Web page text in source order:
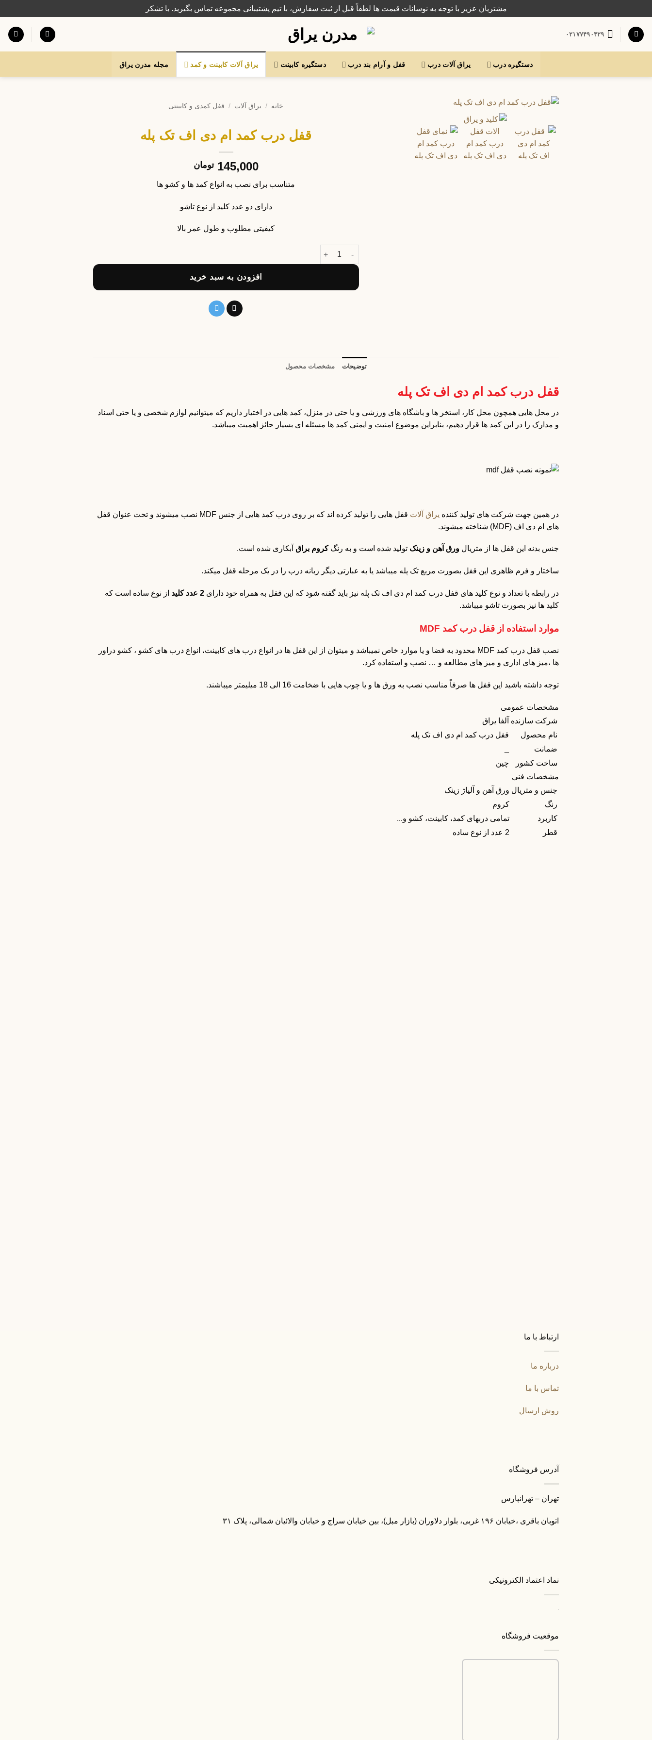
to
content
مشتریان عزیز با توجه به نوسانات قیمت ها لطفاً قبل از ثبت سفارش، با تیم پشتیبانی مجموعه تماس بگیرید. با تشکر
۰۲۱۷۷۴۹۰۴۲۹
دستگیره درب یراق آلات درب قفل و آرام بند درب دستگیره کابینت یراق آلات کابینت و کمد مجله مدرن یراق
خانه / یراق آلات / قفل کمدی و کابینتی
قفل درب کمد ام دی اف تک پله
145,000 تومان
متناسب برای نصب به انواع کمد ها و کشو ها
دارای دو عدد کلید از نوع تاشو
کیفیتی مطلوب و طول عمر بالا
افزودن به سبد خرید
توضیحات مشخصات محصول
قفل درب کمد ام دی اف تک پله
در محل هایی همچون محل کار، استخر ها و باشگاه های ورزشی و یا حتی در منزل، کمد هایی در اختیار داریم که میتوانیم لوازم شخصی و یا حتی اسناد
و مدارک را در این کمد ها قرار دهیم، بنابراین موضوع امنیت و ایمنی کمد ها مسئله ای بسیار حائز اهمیت میباشد.
در همین جهت شرکت های تولید کننده یراق آلات
قفل هایی را تولید کرده اند که بر روی درب کمد هایی از جنس MDF نصب میشوند و تحت عنوان قفل
های ام دی اف (MDF) شناخته میشوند.
جنس بدنه این قفل ها از متریال ورق آهن و زینک تولید شده است و به رنگکروم براق آبکاری شده است.
ساختار و فرم ظاهری این قفل بصورت مربع تک پله میباشد یا به عبارتی دیگر زبانه درب را در یک مرحله قفل میکند.
در رابطه با تعداد و نوع کلید های قفل درب کمد ام دی اف تک پله نیز باید گفته شود که این قفل به همراه خود دارای 2 عدد کلید
از نوع ساده است که
کلید ها نیز بصورت تاشو میباشد.
موارد استفاده از قفل درب کمد MDF
نصب قفل درب کمد MDF محدود به فضا و یا موارد خاص نمیباشد و میتوان از این قفل ها در انواع درب های کابینت، انواع درب های کشو ، کشو دراور
ها ،میز های اداری و میز های مطالعه و … نصب و استفاده کرد.
توجه داشته باشید این قفل ها صرفاً مناسب نصب به ورق ها و یا چوب هایی با ضخامت 16 الی 18 میلیمتر میباشند.
مشخصات عمومی
شرکت سازنده آلفا یراق
نام محصول
قفل درب کمد ام دی اف تک پله
ضمانت
ساخت کشور
چین
مشخصات فنی
جنس و متریال ورق آهن و آلیاژ زینک
رنگ
کروم
کاربرد
تمامی دربهای کمد، کابینت، کشو و...
قطر
2 عدد از نوع ساده
ارتباط با ما
درباره ما
تماس با ما
روش ارسال
آدرس فروشگاه
تهران – تهرانپارس
اتوبان باقری ،خیابان ۱۹۶ غربی، بلوار دلاوران (بازار مبل)، بین خیابان سراج و خیابان والائیان شمالی، پلاک ۳۱
نماد اعتماد الکترونیکی
موقعیت فروشگاه